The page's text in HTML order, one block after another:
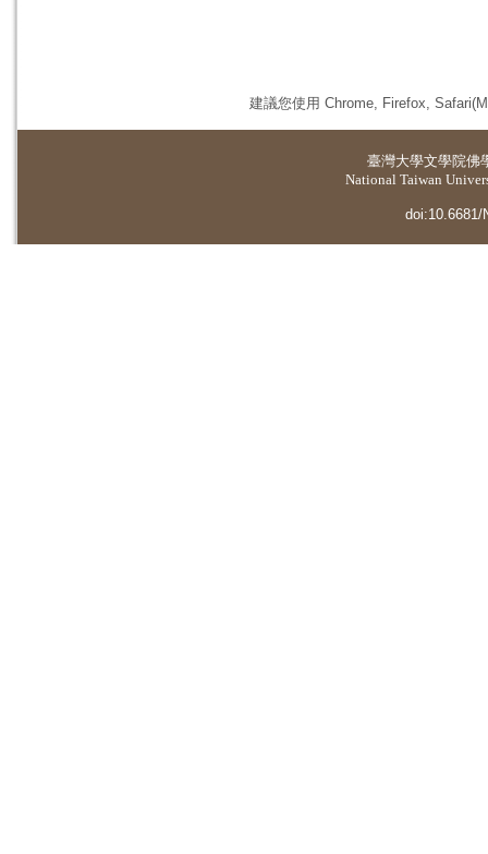
建議您使用 Chrome, Firefox,
臺灣大學文學院佛
National Taiwan
doi:10.6681/